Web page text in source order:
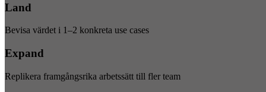
Land
Bevisa värdet i 1–2 konkreta use cases
Expand
Replikera framgångsrika arbetssätt till fler team